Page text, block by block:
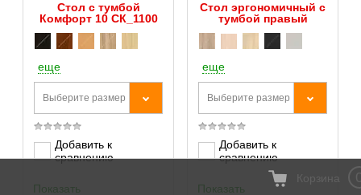
Стол с тумбой
Комфорт 10 СК_1100
еще
Выберите размер
Добавить к
сравнению
Показать
Стол эргономичный с
тумбой правый
еще
Выберите размер
Добавить к
сравнению
Показать
Корзина